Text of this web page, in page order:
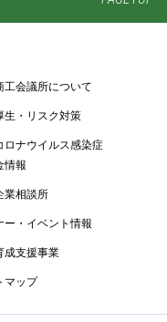
工会議所について
生・リスク対策
ロナウイルス感染症
情報
業相談所
ー・イベント情報
成支援事業
マップ